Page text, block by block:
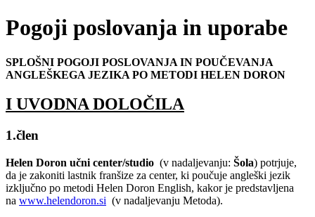
Pogoji poslovanja in uporabe
SPLOŠNI POGOJI POSLOVANJA IN POUČEVANJA
ANGLEŠKEGA JEZIKA PO METODI HELEN DORON
I UVODNA DOLOČILA
1.člen
Helen Doron učni center/studio (v nadaljevanju: Šola) potrjuje,
da je zakoniti lastnik franšize za center, ki poučuje angleški jezik
izključno po metodi Helen Doron English, kakor je predstavljena
na www.helendoron.si (v nadaljevanju Metoda).